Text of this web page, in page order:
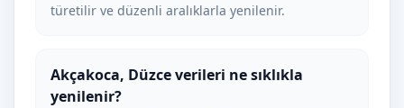
türetilir ve düzenli aralıklarla yenilenir.
Akçakoca, Düzce verileri ne sıklıkla
yenilenir?